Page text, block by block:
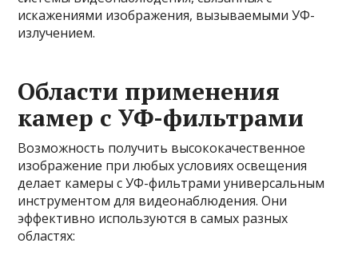
искажениями изображения, вызываемыми УФ-
излучением.
Области применения
камер с УФ-фильтрами
Возможность получить высококачественное
изображение при любых условиях освещения
делает камеры с УФ-фильтрами универсальным
инструментом для видеонаблюдения. Они
эффективно используются в самых разных
областях: